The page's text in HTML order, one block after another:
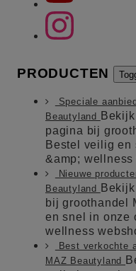
PRODUCTEN
Speciale
Beautyland
pagina bij
Bestel veilig en
&amp; wellness
Nieuwe
Beautyland
bij groothandel
en snel in onze
wellness
Best verkochte
MAZ Beautyland